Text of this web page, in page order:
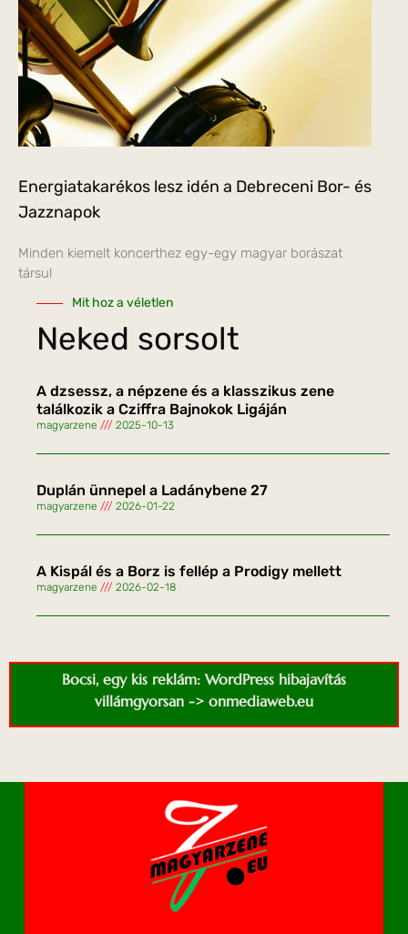
Energiatakarékos lesz idén a Debreceni Bor- és
Jazznapok
Minden kiemelt koncerthez egy-egy magyar borászat
társul
Mit hoz a véletlen
Neked sorsolt
A dzsessz, a népzene és a klasszikus zene
találkozik a Cziffra Bajnokok Ligáján
magyarzene 2025-10-13
Duplán ünnepel a Ladánybene 27
magyarzene 2026-01-22
A Kispál és a Borz is fellép a Prodigy mellett
magyarzene 2026-02-18
Bocsi, egy kis reklám: WordPress hibajavítás
villámgyorsan -> onmediaweb.eu